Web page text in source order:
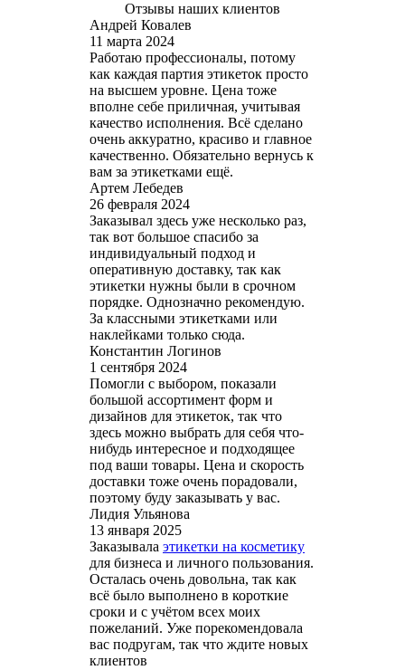
Отзывы наших клиентов
Андрей Ковалев
11 марта 2024
Работаю профессионалы, потому
как каждая партия этикеток просто
на высшем уровне. Цена тоже
вполне себе приличная, учитывая
качество исполнения. Всё сделано
очень аккуратно, красиво и главное
качественно. Обязательно вернусь к
вам за этикетками ещё.
Артем Лебедев
26 февраля 2024
Заказывал здесь уже несколько раз,
так вот большое спасибо за
индивидуальный подход и
оперативную доставку, так как
этикетки нужны были в срочном
порядке. Однозначно рекомендую.
За классными этикетками или
наклейками только сюда.
Константин Логинов
1 сентября 2024
Помогли с выбором, показали
большой ассортимент форм и
дизайнов для этикеток, так что
здесь можно выбрать для себя что-
нибудь интересное и подходящее
под ваши товары. Цена и скорость
доставки тоже очень порадовали,
поэтому буду заказывать у вас.
Лидия Ульянова
13 января 2025
Заказывала этикетки на косметику
для бизнеса и личного пользования.
Осталась очень довольна, так как
всё было выполнено в короткие
сроки и с учётом всех моих
пожеланий. Уже порекомендовала
вас подругам, так что ждите новых
клиентов